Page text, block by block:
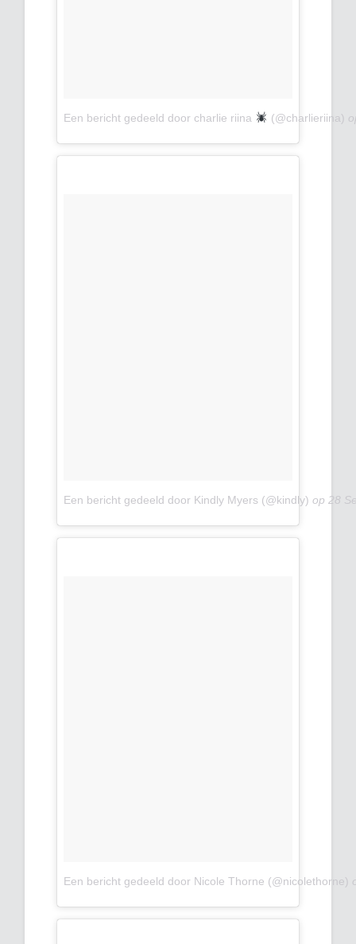
Een bericht gedeeld door charlie riina (@charlieriina)
Een bericht gedeeld door Kindly Myers (@kindly) op28
Een bericht gedeeld door Nicole Thorne (@nicolethorne)